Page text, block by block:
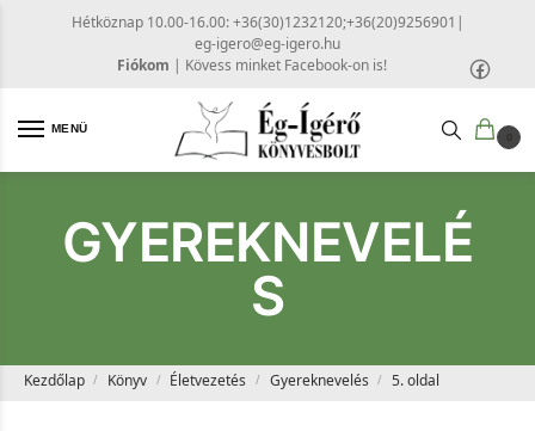
Hétköznap 10.00-16.00: +36(30)1232120;+36(20)9256901 |
eg-igero@eg-igero.hu
Fiókom | Kövess minket Facebook-on is!
MENÜ
0
GYEREKNEVELÉ
S
Kezdőlap / Könyv / Életvezetés / Gyereknevelés / 5. oldal